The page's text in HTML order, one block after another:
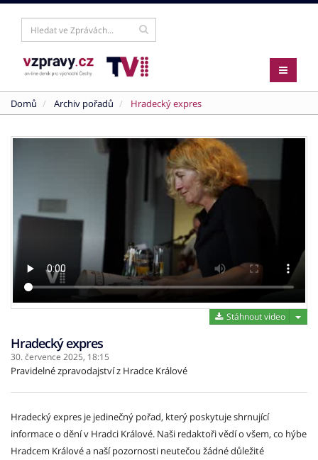
Domů Archiv pořadů Hradecký expres
Stáhnout video
Hradecký expres
30. července 2025, 18:15
Pravidelné zpravodajství z Hradce Králové
Hradecký expres je jedinečný pořad, který poskytuje shrnující
informace o dění v Hradci Králové. Naši redaktoři vědí o všem, co hýbe
Hradcem Králové a naší pozornosti neutečou žádné důležité